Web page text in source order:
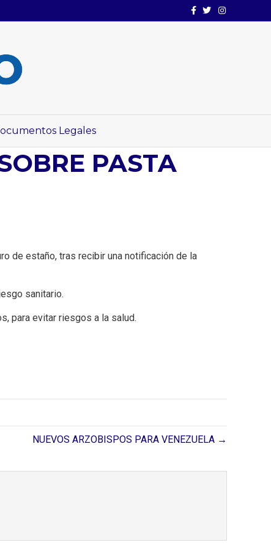
Facebook
TwitterInstagram
Legales
PASTA
de estaño, tras recibir una notificación de la
sanitario.
para evitar riesgos a la salud.
NUEVOS ARZOBISPOS PARA VENEZUELA →